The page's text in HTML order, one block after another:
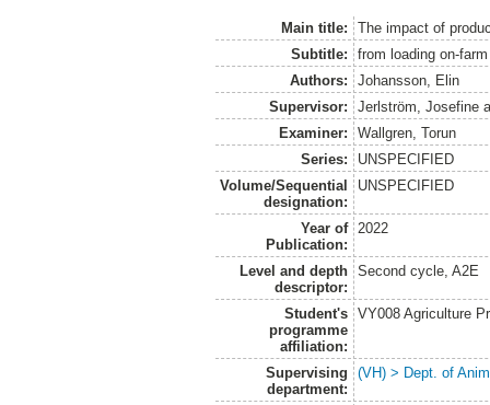
Main title:
The impact of
Subtitle:
from loading on-
Authors:
Johansson, Elin
Supervisor:
Jerlström, Josefine
Examiner:
Wallgren, Torun
Series:
UNSPECIFIED
Volume/Sequential
designation:
UNSPECIFIED
Year of
Publication:
2022
Level and depth
descriptor:
Second cycle, A2E
Student's
programme
affiliation:
VY008 Agriculture
Supervising
department:
(VH) > Dept. of